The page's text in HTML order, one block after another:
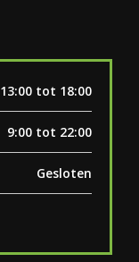
13:00 tot 18:00
9:00 tot 22:00
Gesloten